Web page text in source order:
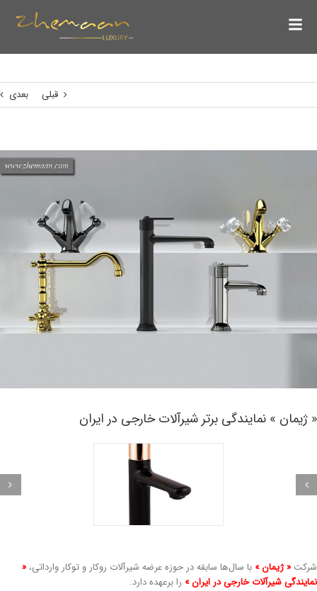
قبلی بعدی
» نمایندگی برتر شیرآلات خارجی در ایران
« ژیمان »با سال‌ها سابقه در حوزه عرضه شیرآلات روکار و توکار وارداتی، «
شیرآلات خارجی در ایران »را برعهده دارد.